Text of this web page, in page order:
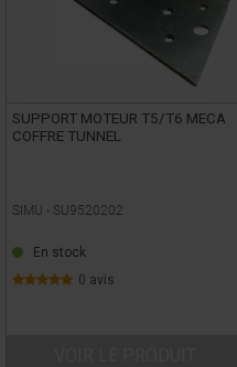
SUPPORT MOTEUR T5/T6 MECA
COFFRE TUNNEL
SIMU - SU9520202
En stock
0 avis